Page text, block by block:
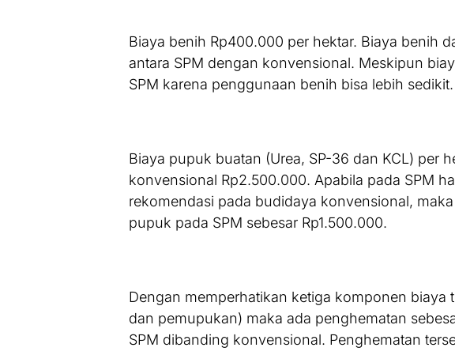
Biaya benih Rp400.000 per hektar. Biaya benih
antara SPM dengan konvensional. Meskipun
SPM karena penggunaan benih bisa lebih sedikit.
Biaya pupuk buatan (Urea, SP-36 dan KCL) per
konvensional Rp2.500.000. Apabila pada SPM
rekomendasi pada budidaya konvensional,
pupuk pada SPM sebesar Rp1.500.000.
Dengan memperhatikan ketiga komponen biaya
dan pemupukan) maka ada penghematan
SPM dibanding konvensional. Penghematan